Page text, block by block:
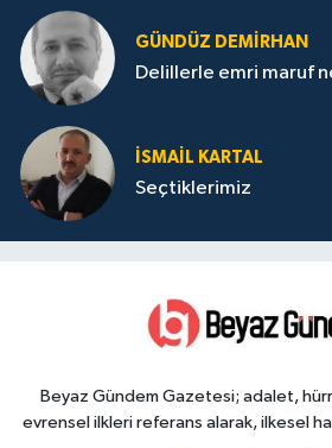
GÜNDÜZ DEMIRHAN
Delillerle emri maruf
İSMAIL KARTAL
Seçtiklerimiz
Beyaz Gündem Gazetesi; adalet,
evrensel ilkleri referans alarak, ilkesel